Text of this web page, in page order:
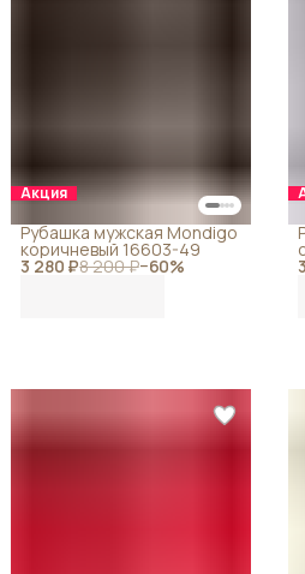
Акция
3 280 ₽8 200 ₽−60%
Рубашка мужская Mondigo
коричневый 16603-49